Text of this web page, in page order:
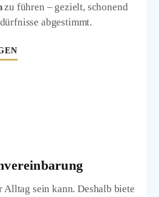
zu führen – gezielt, schonend
abgestimmt.
sein kann. Deshalb biete